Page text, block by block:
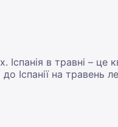
в травні – це
Іспанії на травень